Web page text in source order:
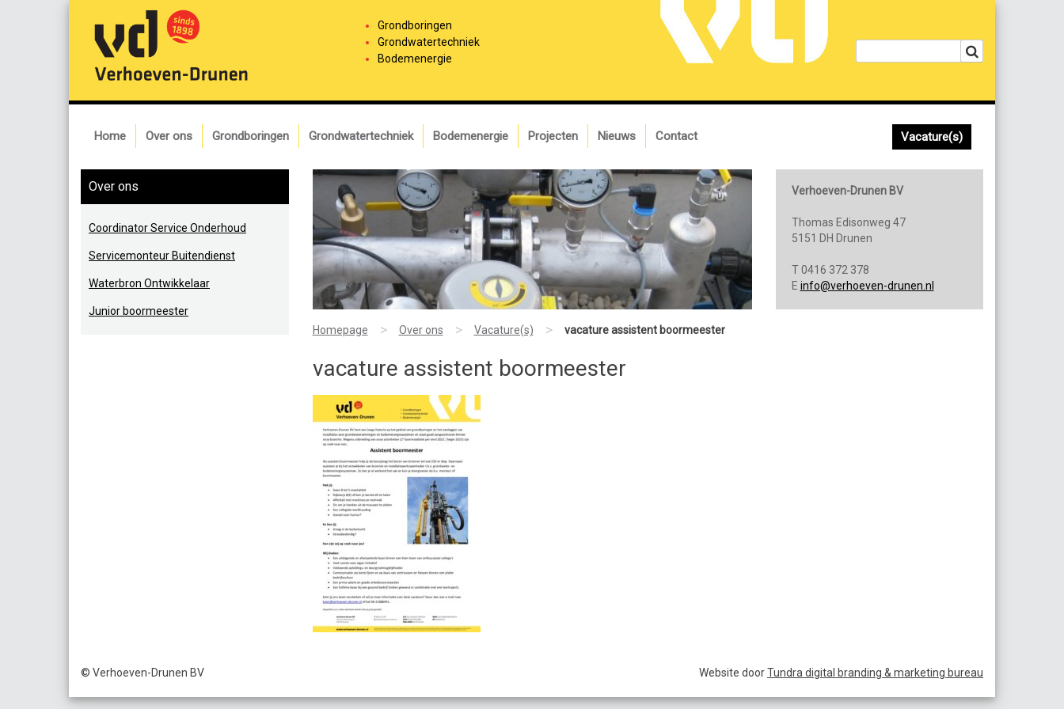
Grondboringen
Grondwatertechniek
Bodemenergie
Home Over ons Grondboringen Grondwatertechniek Bodemenergie Projecten Nieuws Contact Vacature(s)
Over ons
Coordinator Service Onderhoud
Servicemonteur Buitendienst
Waterbron Ontwikkelaar
Junior boormeester
Homepage
> Over ons > Vacature(s) > vacature assistent boormeester
vacature assistent boormeester
Verhoeven-Drunen BV
Thomas Edisonweg 47
5151 DH Drunen
T 0416 372 378
E info@verhoeven-drunen.nl
© Verhoeven-Drunen BV Website doorTundra digital branding & marketing bureau